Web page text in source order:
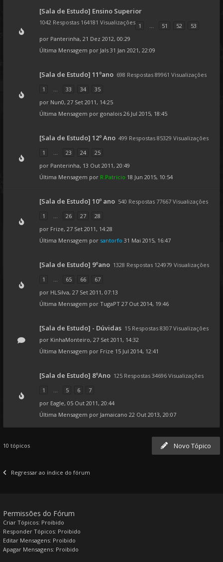
[Sala de Estudo] Ensino Superior
1042 Respostas 164181 Visualizações 1 ... 51 52
53
por Panterinha, 21 Dez 2012, 00:29
Última Mensagem por Jals 31 Jan 2021, 22:09
[Sala de Estudo] 11ºano 698 Respostas 89961 Visualizações
1
... 33 34
35
por Nun0, 27 Set 2011, 14:25
Última Mensagem por gonalois 26 Jul 2015, 18:45
[Sala de Estudo] 12º Ano 499 Respostas 85329 Visualizações
1
... 23 24
25
por Panterinha, 13 Out 2011, 20:49
Última Mensagem por R.Patricio 18 Jun 2015, 10:54
[Sala de Estudo] 10º ano 540 Respostas 77667 Visualizações
1
... 26 27
28
por Frize, 27 Set 2011, 14:28
Última Mensagem por santorfo 31 Mai 2015, 16:47
[Sala de Estudo] 9ºano 1328 Respostas 124979 Visualizações
1
... 65 66
67
por HLSilva, 27 Set 2011, 07:13
Última Mensagem por TugaPT 27 Out 2014, 19:46
[Sala de Estudo] - Dúvidas 15 Respostas 8307 Visualizações
por KinhaMonteiro, 27 Set 2011, 14:32
Última Mensagem por Frize 15 Jul 2014, 12:41
[Sala de Estudo] 8ºAno 125 Respostas 34696 Visualizações
1
... 5 6
7
por Eagle, 05 Out 2011, 20:44
Última Mensagem por Jamaicano 22 Out 2013, 20:07
Novo Tópico
10 tópicos
Regressar ao índice do fórum
Permissões do Fórum
Criar Tópicos: Proibido
Responder Tópicos: Proibido
Editar Mensagens: Proibido
Apagar Mensagens: Proibido